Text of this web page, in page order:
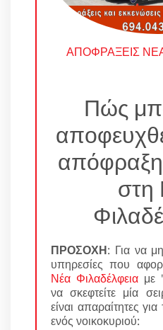
ΑΠΟΦΡΑΞΕΙΣ
Πώς
απόφραξη
στη
ΠΡΟΣΟΧΗ: Για να
υπηρεσίες που
Νέα Φιλαδέλφεια με
να σκεφτείτε μία
είναι απαραίτητες
ενός νοικοκυριού: